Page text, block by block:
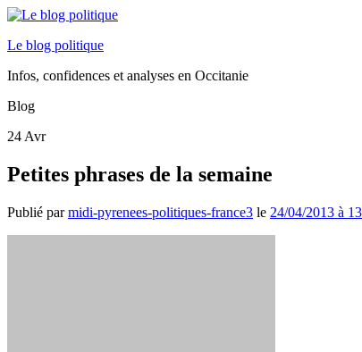
Le blog politique
Infos, confidences et analyses en Occitanie
Blog
24 Avr
Petites phrases de la semaine
Publié parmidi-pyrenees-politiques-france3 le 24/04/2013 à